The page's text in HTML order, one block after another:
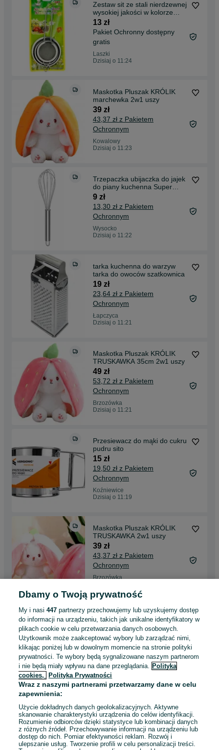
Zestaw sit ze stali nierdzewnej
wysokiej jakości w kolorze
srebrnym
13 zł
Pakiet Ochronny dostępny
gratis
Laszki
Dzisiaj o 11:24
Maskotka Pluszak KRÓLIK
marchewka 2w1 uszy
39 zł
43,37 zł z Pakietem
Ochronnym
Kowalowy
Dzisiaj o 11:23
Trzepaczka ubijaczka do jajek
do piany kuchenna Super
Jakość
9 zł
13,30 zł z Pakietem
Ochronnym
Wysocko
Dzisiaj o 11:22
tarka kuchenna do warzyw
tarka do owoców szatkownica
19 zł
23,64 zł z Pakietem
Ochronnym
Łapczyca
Dzisiaj o 11:21
Maskotka Pluszak KRÓLIK
TRUSKAWKA 35cm 2w1 uszy
49 zł
53,72 zł z Pakietem
Ochronnym
Brzozówka
Dzisiaj o 11:21
Przesiewacz do mąki do cukru
pudru sito
15 zł
19,50 zł z Pakietem
Ochronnym
Koźniewice
Dzisiaj o 11:19
Maskotka Pluszak KRÓLIK
TRUSKAWKA 2w1 uszy
39 zł
43,37 zł z Pakietem
Ochronnym
Brzozówka
Maskotka Pluszak KRÓLIK
truskawka 2w1 uszy
39 zł
43,37 zł z Pakietem
Ochronnym
Nowy Korczyn
Dzisiaj o 11:15
marchewka 2w1 uszy
39 zł
43,37 zł z Pakietem
Ochronnym
Dbamy o Twoją prywatność
My i nasi447 partnerzy przechowujemy lub uzyskujemy dostęp
do informacji na urządzeniu, takich jak unikalne identyfikatory w
plikach cookie w celu przetwarzania danych osobowych.
Użytkownik może zaakceptować wybory lub zarządzać nimi,
klikając poniżej lub w dowolnym momencie na stronie polityki
prywatności. Te wybory będą sygnalizowane naszym partnerom
i nie będą miały wpływu na dane przeglądania. Polityka
cookies,
Polityka Prywatności
Wraz z naszymi partnerami przetwarzamy dane w celu
zapewnienia:
Użycie dokładnych danych geolokalizacyjnych. Aktywne
skanowanie charakterystyki urządzenia do celów identyfikacji.
Rozumienie odbiorców dzięki statystyce lub kombinacji danych
z różnych źródeł. Przechowywanie informacji na urządzeniu lub
dostęp do nich. Pomiar efektywności reklam. Rozwój i
ulepszanie usług. Tworzenie profili w celu personalizacji treści.